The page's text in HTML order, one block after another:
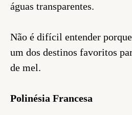
águas transparentes.
Não é difícil entender
um dos destinos favoritos
de mel.
Polinésia Francesa